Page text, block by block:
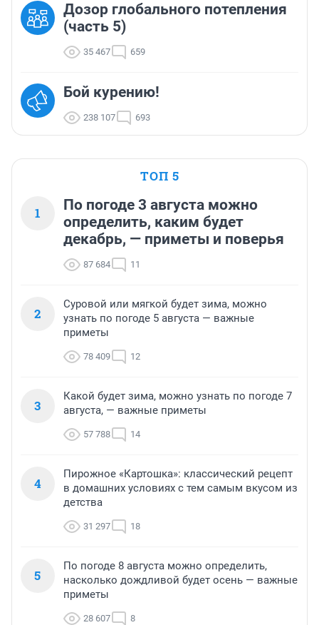
Дозор глобального потепления
(часть 5)
35 467 659
Бой курению!
238 107 693
ТОП 5
1
По погоде 3 августа можно
определить, каким будет
декабрь, — приметы и поверья
87 684 11
2
Суровой или мягкой будет зима, можно
узнать по погоде 5 августа — важные
приметы
78 409 12
3
Какой будет зима, можно узнать по погоде 7
августа, — важные приметы
57 788 14
4
Пирожное «Картошка»: классический рецепт
в домашних условиях с тем самым вкусом из
детства
31 297 18
5
По погоде 8 августа можно определить,
насколько дождливой будет осень — важные
приметы
28 607 8